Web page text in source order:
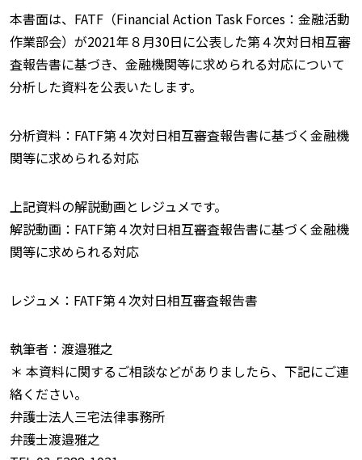
本書面は、FATF（Financial Action Task Forces：金融活動
作業部会）が2021年８月30日に公表した第４次対日相互審
査報告書に基づき、金融機関等に求められる対応について
分析した資料を公表いたします。
分析資料：FATF第４次対日相互審査報告書に基づく金融機
関等に求められる対応
上記資料の解説動画とレジュメです。
解説動画：FATF第４次対日相互審査報告書に基づく金融機
関等に求められる対応
レジュメ：FATF第４次対日相互審査報告書
執筆者：渡邉雅之
＊ 本資料に関するご相談などがありましたら、下記にご連
絡ください。
弁護士法人三宅法律事務所
弁護士渡邉雅之